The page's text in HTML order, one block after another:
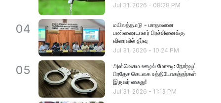
Jul 31, 2026 - 08:28 PM
04
மயிலத்தமடு - மாதவனை
பண்ணையாளர் பிரச்சினைக்கு
விரைவில் தீர்வு
Jul 31, 2026 - 10:24 PM
05
அஸ்வெசும ஊழல் மோசடி: நோர்வூட்
பிரதேச செயலக உத்தியோகத்தர்கள்
இருவர் கைது!
Jul 31, 2026 - 11:13 PM